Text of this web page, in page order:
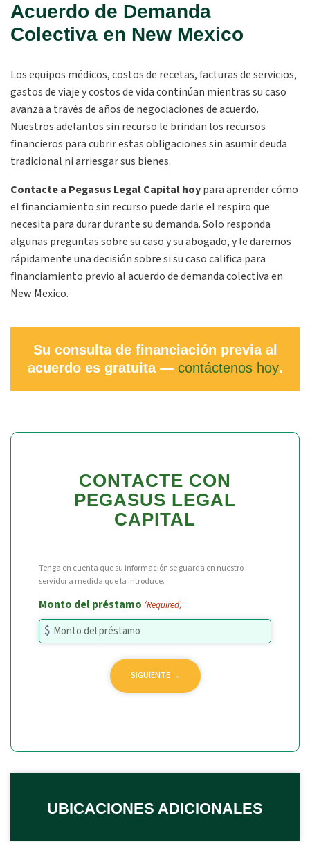
Acuerdo de Demanda
Colectiva en New Mexico
Los equipos médicos, costos de recetas, facturas de servicios,
gastos de viaje y costos de vida continúan mientras su caso
avanza a través de años de negociaciones de acuerdo.
Nuestros adelantos sin recurso le brindan los recursos
financieros para cubrir estas obligaciones sin asumir deuda
tradicional ni arriesgar sus bienes.
Contacte a Pegasus Legal Capital hoypara aprender cómo
el financiamiento sin recurso puede darle el respiro que
necesita para durar durante su demanda. Solo responda
algunas preguntas sobre su caso y su abogado, y le daremos
rápidamente una decisión sobre si su caso califica para
financiamiento previo al acuerdo de demanda colectiva en
New Mexico.
Su consulta de financiación previa al
acuerdo es gratuita — contáctenos hoy.
CONTACTE CON
PEGASUS LEGAL
CAPITAL
Tenga en cuenta que su información se guarda en nuestro
servidor a medida que la introduce.
Monto del préstamo (Required)
UBICACIONES ADICIONALES